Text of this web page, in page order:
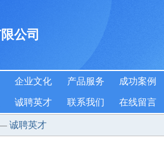
公司
企业文化 产品服务 成功案例
诚聘英才 联系我们 在线留言
诚聘英才